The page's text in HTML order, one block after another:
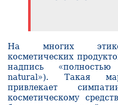
На многих
косметических
надпись
natural»). Такая
привлекает
косметическому